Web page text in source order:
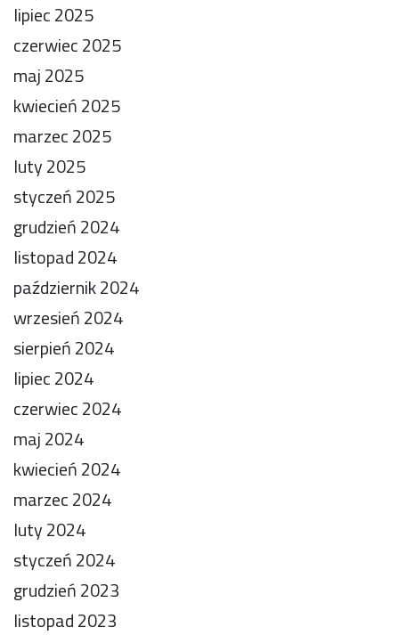
lipiec 2025
czerwiec 2025
maj 2025
kwiecień 2025
marzec 2025
luty 2025
styczeń 2025
grudzień 2024
listopad 2024
październik 2024
wrzesień 2024
sierpień 2024
lipiec 2024
czerwiec 2024
maj 2024
kwiecień 2024
marzec 2024
luty 2024
styczeń 2024
grudzień 2023
listopad 2023